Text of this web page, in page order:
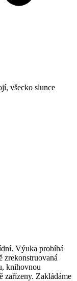
všecko slunce
Výuka probíhá
zrekonstruovaná
knihovnou
zařízeny. Zakládáme